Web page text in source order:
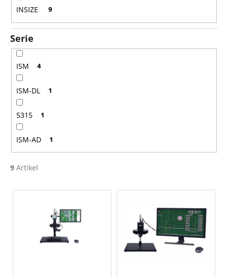
n
g
INSIZE 9
Serie
ISM 4
ISM-DL 1
5315 1
ISM-AD 1
9 Artikel
L